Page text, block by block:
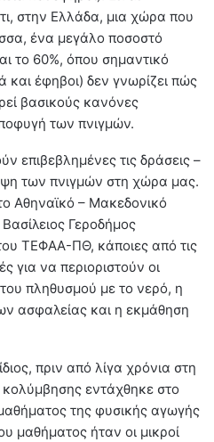
στην Ελλάδα, μια χώρα που
ένα μεγάλο ποσοστό
το 60%, όπου σημαντικό
και έφηβοι) δεν γνωρίζει πώς
βασικούς κανόνες
των πνιγμών.
επιβεβλημένες τις δράσεις –
των πνιγμών στη χώρα μας.
Αθηναϊκό – Μακεδονικό
Γεροδήμος
ΤΕΦΑΑ-ΠΘ, κάποιες από τις
για να περιοριστούν οι
του πληθυσμού με το νερό, η
ασφαλείας και η εκμάθηση
πριν από λίγα χρόνια στη
εντάχθηκε στο
της φυσικής αγωγής
μαθήματος ήταν οι μικροί